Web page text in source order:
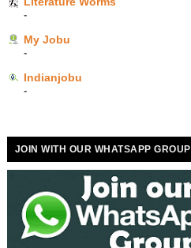
-
My Jobu
-
Indianjobu
-
JOIN WITH OUR WHATSAPP GROUP